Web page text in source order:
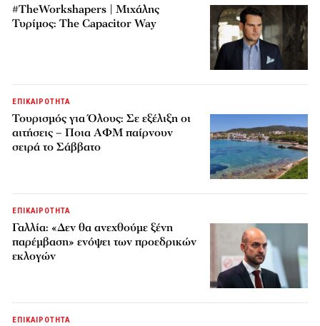
#TheWorkshapers | Μιχάλης
Τυρίμος: The Capacitor Way
ΕΠΙΚΑΙΡΟΤΗΤΑ
Τουρισμός για Όλους: Σε εξέλιξη οι
αιτήσεις – Ποια ΑΦΜ παίρνουν
σειρά το Σάββατο
ΕΠΙΚΑΙΡΟΤΗΤΑ
Γαλλία: «Δεν θα ανεχθούμε ξένη
παρέμβαση» ενόψει των προεδρικών
εκλογών
ΕΠΙΚΑΙΡΟΤΗΤΑ